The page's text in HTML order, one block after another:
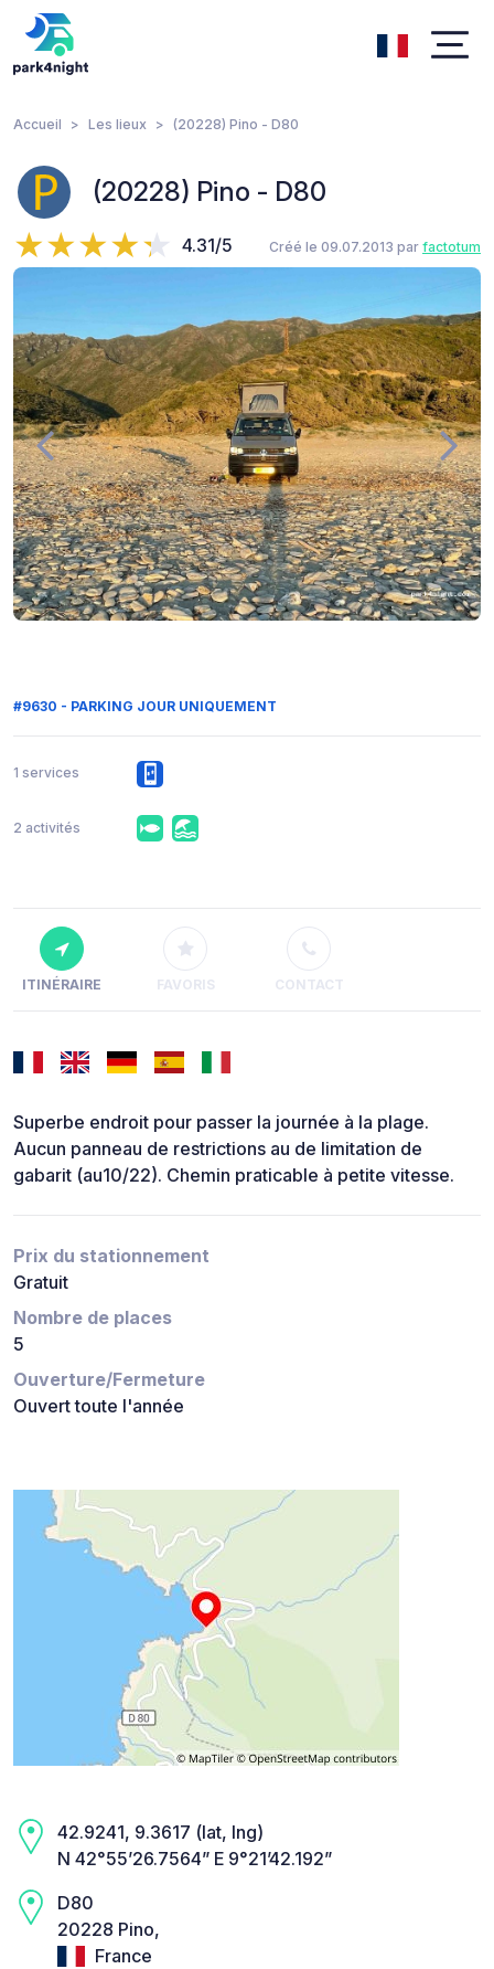
Accueil Les lieux (20228) Pino - D80
(20228) Pino - D80
4.31/5 Créé le 09.07.2013 par factotum
#9630 - PARKING JOUR UNIQUEMENT
1 services
2 activités
ITINÉRAIRE FAVORIS CONTACT
Superbe endroit pour passer la journée à la plage.
Aucun panneau de restrictions au de limitation de
gabarit (au10/22). Chemin praticable à petite vitesse.
Prix du stationnement
Gratuit
Nombre de places
5
Ouverture/Fermeture
Ouvert toute l'année
42.9241, 9.3617 (lat, lng)
N 42°55’26.7564” E 9°21’42.192”
D80
20228 Pino,
France